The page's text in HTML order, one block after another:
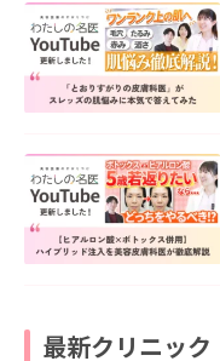
最新クリニック